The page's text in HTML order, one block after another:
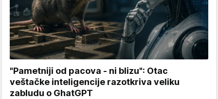
"Pametniji od pacova - ni blizu": Otac
veštačke inteligencije razotkriva veliku
zabludu o GhatGPT